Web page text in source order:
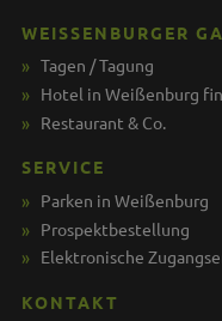
WEISSENBURGER
Tagen / Tagung
Hotel in Weißenburg
Restaurant & Co.
SERVICE
Parken in Weißenburg
Prospektbestellung
Elektronische
KONTAKT